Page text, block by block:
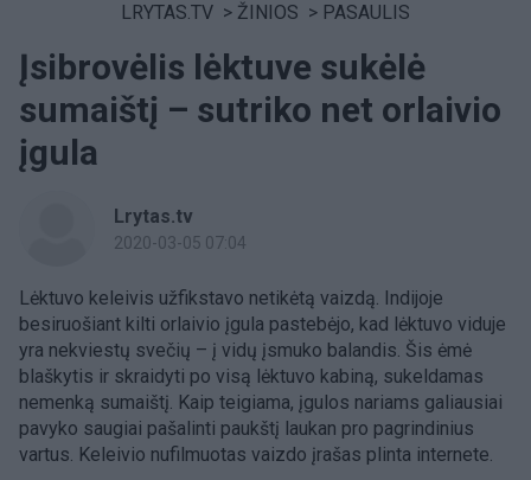
LRYTAS.TV > ŽINIOS > PASAULIS
Įsibrovėlis lėktuve sukėlė
sumaištį – sutriko net orlaivio
įgula
Lrytas.tv
2020-03-05 07:04
Lėktuvo keleivis užfikstavo netikėtą vaizdą. Indijoje
besiruošiant kilti orlaivio įgula pastebėjo, kad lėktuvo viduje
yra nekviestų svečių – į vidų įsmuko balandis. Šis ėmė
blaškytis ir skraidyti po visą lėktuvo kabiną, sukeldamas
nemenką sumaištį. Kaip teigiama, įgulos nariams galiausiai
pavyko saugiai pašalinti paukštį laukan pro pagrindinius
vartus. Keleivio nufilmuotas vaizdo įrašas plinta internete.